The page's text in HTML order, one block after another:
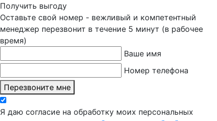
Получить выгоду
Оставьте свой номер - вежливый и компетентный
менеджер перезвонит в течение 5 минут (в рабочее
время)
Ваше имя
Номер телефона
Перезвоните мне
Я даю согласие на обработку моих персональных